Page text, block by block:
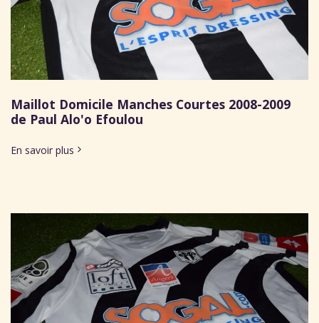
Maillot Domicile Manches Courtes 2008-2009
de Paul Alo'o Efoulou
En savoir plus